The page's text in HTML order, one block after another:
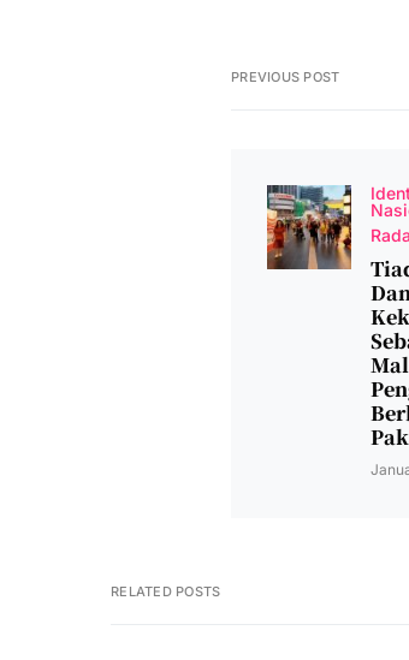
PREVIOUS POST
RELATED POSTS